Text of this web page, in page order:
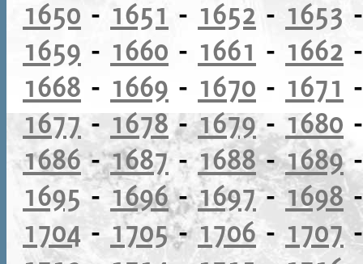
1650 - 1651 - 1652 - 1653
1659 - 1660 - 1661 - 1662
1668 - 1669 - 1670 - 1671
1677- 1678-1679- 1680
1686-1687-1688-1689
1695 -1696-1697-1698
1704 - 1705-1706 - 1707